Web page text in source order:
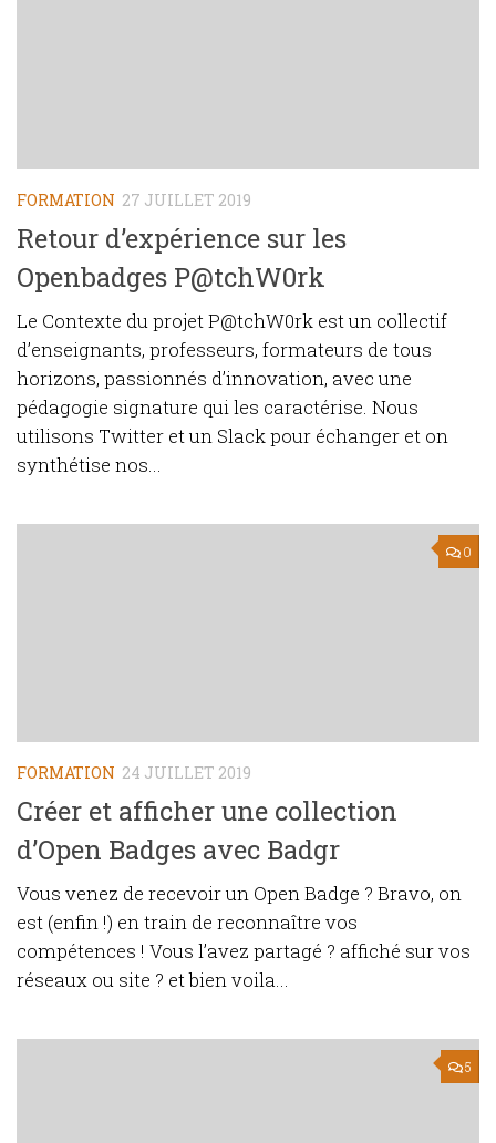
FORMATION 27 JUILLET 2019
Retour d’expérience sur les
Openbadges P@tchW0rk
Le Contexte du projet P@tchW0rk est un collectif
d’enseignants, professeurs, formateurs de tous
horizons, passionnés d’innovation, avec une
pédagogie signature qui les caractérise. Nous
utilisons Twitter et un Slack pour échanger et on
synthétise nos...
0
FORMATION 24 JUILLET 2019
Créer et afficher une collection
d’Open Badges avec Badgr
Vous venez de recevoir un Open Badge ? Bravo, on
est (enfin !) en train de reconnaître vos
compétences ! Vous l’avez partagé ? affiché sur vos
réseaux ou site ? et bien voila...
5